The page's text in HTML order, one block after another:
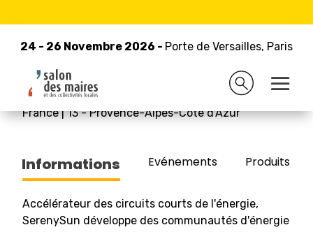
24 - 26 Novembre 2026 - Porte de Versailles, Paris
24 - 26 Novembre 2026 - Porte de Versailles, Paris
Retour à la liste des exposants
SERENYSUN ENERGIES
France|13-Provence-Alpes-Côte d'Azur
Informations Evénements Produits/
Accélérateur des circuits courts de l'énergie,
SerenySun développe des communautés d'énergie